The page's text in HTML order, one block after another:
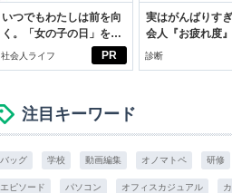
PR
いつでもわたしは前を向
く。「女の子の日」を前
向きに♪社会人エリ・大
社会人ライフ
実はがんばりす
会人『お疲れ度
診断
注目キーワード
バッグ 学校 動画編集 オノマトペ 研修
エピソード パソコン オフィスカジュアル